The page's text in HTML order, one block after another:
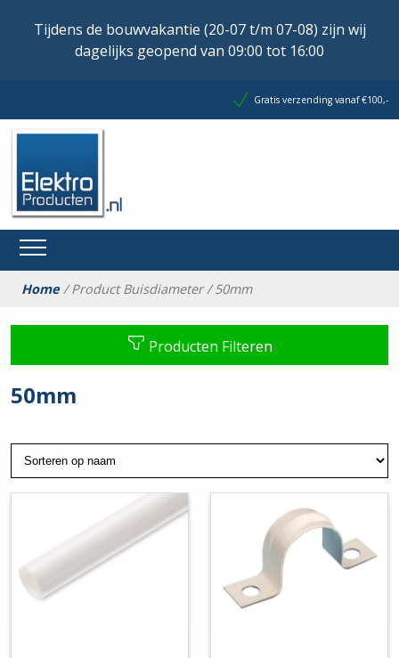
Tijdens de bouwvakantie (20-07 t/m 07-08) zijn wij
dagelijks geopend van 09:00 tot 16:00
Gratis verzending vanaf €100,-
Home/ Product Buisdiameter / 50mm
Producten Filteren
50mm